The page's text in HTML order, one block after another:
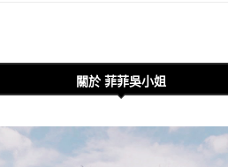
關於 菲菲吳小姐